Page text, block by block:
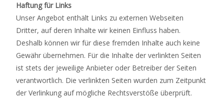
Haftung für Links
Unser Angebot enthält Links zu externen Webseiten
Dritter, auf deren Inhalte wir keinen Einfluss haben.
Deshalb können wir für diese fremden Inhalte auch keine
Gewähr übernehmen. Für die Inhalte der verlinkten Seiten
ist stets der jeweilige Anbieter oder Betreiber der Seiten
verantwortlich. Die verlinkten Seiten wurden zum Zeitpunkt
der Verlinkung auf mögliche Rechtsverstöße überprüft.